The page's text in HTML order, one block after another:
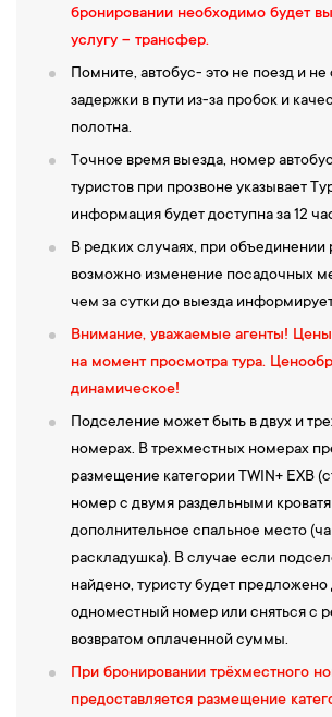
бронировании необходимо будет
услугу – трансфер.
Помните, автобус- это не поезд и
задержки в пути из-за пробок и
полотна.
Точное время выезда, номер
туристов при прозвоне указывает
информация будет доступна за 12
В редких случаях, при объединении
возможно изменение посадочных
чем за сутки до выезда
Внимание, уважаемые агенты! Цены
на момент просмотра тура.
динамическое!
Подселение может быть в двух и
номерах. В трехместных номерах
размещение категории TWIN+ EXB
номер с двумя раздельными
дополнительное спальное место
раскладушка). В случае если
найдено, туристу будет предложено
одноместный номер или сняться с
возвратом оплаченной суммы.
При бронировании трёхместного
предоставляется размещение